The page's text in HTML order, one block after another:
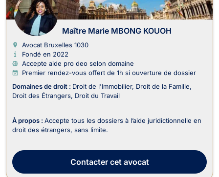
Maître Marie MBONG KOUOH
Avocat Bruxelles 1030
Fondé en 2022
Accepte aide pro deo selon domaine
Premier rendez-vous offert de 1h si ouverture de dossier
Domaines de droit : Droit de l'Immobilier Droit de la Famille
Droit des Étrangers Droit du Travail
À propos : Accepte tous les dossiers à l’aide juridictionnelle en
droit des étrangers, sans limite.
Contactercet avocat